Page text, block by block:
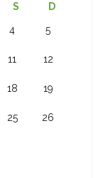
S D
4 5
11 12
18 19
25 26